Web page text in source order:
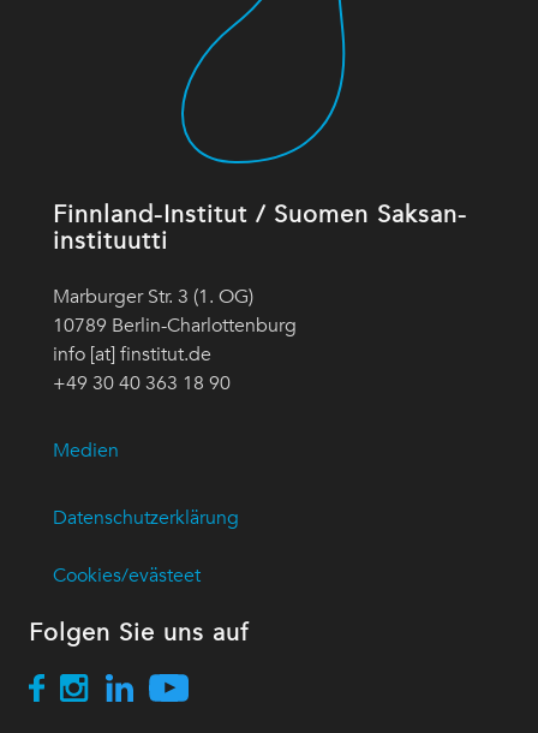
Finnland-Institut / Suomen Saksan-
instituutti
Marburger Str. 3 (1. OG)
10789 Berlin-Charlottenburg
info [at] finstitut.de
+49 30 40 363 18 90
Medien
Datenschutzerklärung
Cookies/evästeet
Folgen Sie uns auf